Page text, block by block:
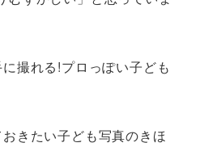
撮れる!プロっぽい子ども
きたい子ども写真のきほ